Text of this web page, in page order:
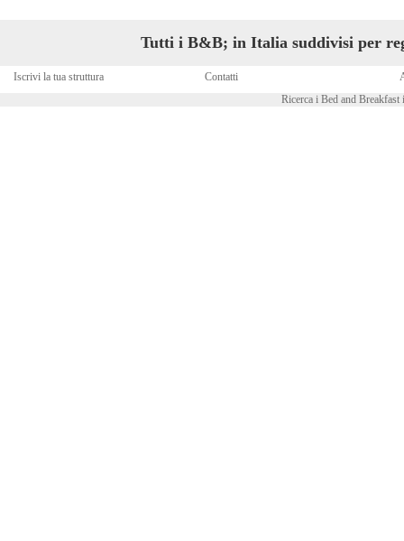
Tutti i B&B; in Italia suddivisi per
Iscrivi la tua struttura Contatti
Ricerca i Bed and Breakfast